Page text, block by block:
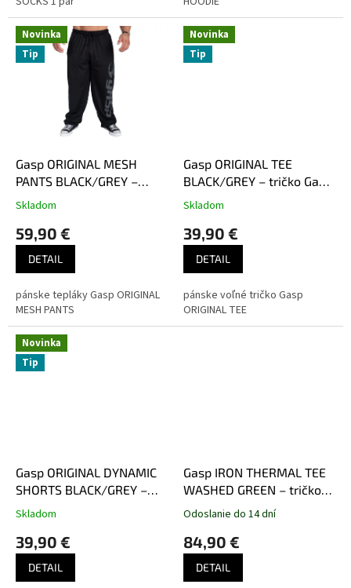
Novinka
Tip
Gasp ORIGINAL MESH
PANTS BLACK/GREY –
tepláky Gasp čierno-šedé
Skladom
59,90 €
DETAIL
pánske tepláky Gasp ORIGINAL
MESH PANTS
Novinka
Tip
Gasp ORIGINAL TEE
BLACK/GREY – tričko Gasp
čierno-šedé
Skladom
39,90 €
DETAIL
pánske voľné tričko Gasp
ORIGINAL TEE
Novinka
Tip
Gasp ORIGINAL DYNAMIC
SHORTS BLACK/GREY –
šortky Gasp čierno-šedé
Skladom
39,90 €
DETAIL
Gasp IRON THERMAL TEE
WASHED GREEN – tričko
Gasp oprané zelené
Odoslanie do 14 dní
84,90 €
DETAIL